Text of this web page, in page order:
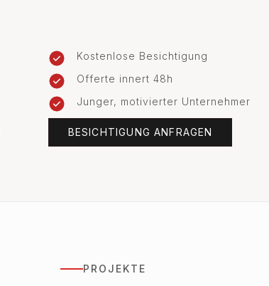
Kostenlose Besichtigung
Offerte innert 48h
Junger, motivierter Unternehmer
BESICHTIGUNG ANFRAGEN
PROJEKTE